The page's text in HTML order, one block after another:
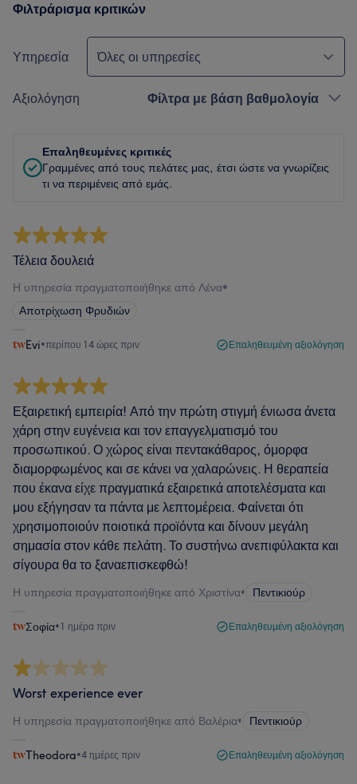
Φιλτράρισμα κριτικών
Υπηρεσία Όλες οι υπηρεσίες
Αξιολόγηση Φίλτρα με βάση βαθμολογία
Επαληθευμένες κριτικές
Γραμμένες από τους πελάτες μας, έτσι ώστε να γνωρίζεις
τι να περιμένεις από εμάς.
Τέλεια δουλειά
Η υπηρεσία πραγματοποιήθηκε από Λένα•
Αποτρίχωση Φρυδιών
Evi•περίπου 14 ώρες πριν Επαληθευμένη αξιολόγηση
Εξαιρετική εμπειρία! Από την πρώτη στιγμή ένιωσα άνετα
χάρη στην ευγένεια και τον επαγγελματισμό του
προσωπικού. Ο χώρος είναι πεντακάθαρος, όμορφα
διαμορφωμένος και σε κάνει να χαλαρώνεις. Η θεραπεία
που έκανα είχε πραγματικά εξαιρετικά αποτελέσματα και
μου εξήγησαν τα πάντα με λεπτομέρεια. Φαίνεται ότι
χρησιμοποιούν ποιοτικά προϊόντα και δίνουν μεγάλη
σημασία στον κάθε πελάτη. Το συστήνω ανεπιφύλακτα και
σίγουρα θα το ξαναεπισκεφθώ!
Η υπηρεσία πραγματοποιήθηκε από Χριστίνα• Πεντικιούρ
Σοφία•1 ημέρα πριν Επαληθευμένη αξιολόγηση
Worst experience ever
Η υπηρεσία πραγματοποιήθηκε από Βαλέρια• Πεντικιούρ
Theodora•4 ημέρες πριν Επαληθευμένη αξιολόγηση